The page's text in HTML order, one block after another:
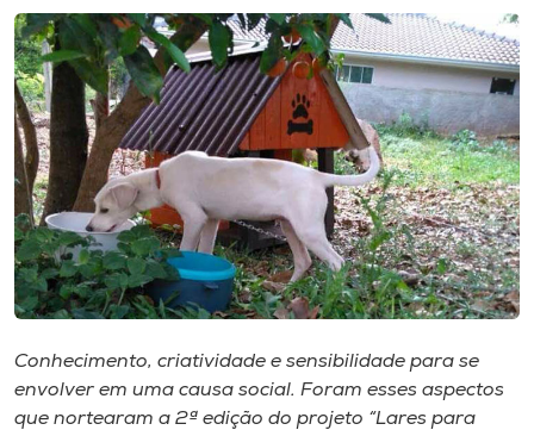
Biblioteca
Editora
Rádio
Museu
Store
Conhecimento, criatividade e sensibilidade para se
envolver em uma causa social. Foram esses aspectos
que nortearam a 2ª edição do projeto “Lares para